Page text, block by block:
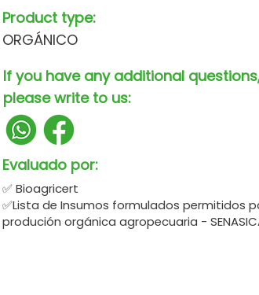
Product type:
ORGÁNICO
If you have any additional
please write to us:
Evaluado por:
✅ Bioagricert
✅Lista de Insumos formulados permitidos
produción orgánica agropecuaria -